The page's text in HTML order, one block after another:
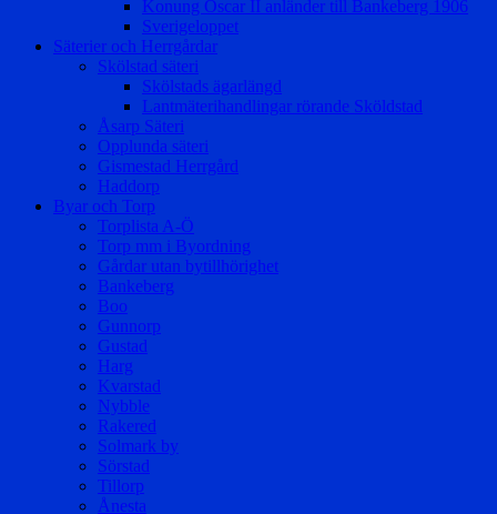
Konung Oscar II anländer till Bankeberg 1906
Sverigeloppet
Säterier och Herrgårdar
Skölstad säteri
Skölstads ägarlängd
Lantmäterihandlingar rörande Sköldstad
Åsarp Säteri
Opplunda säteri
Gismestad Herrgård
Haddorp
Byar och Torp
Torplista A-Ö
Torp mm i Byordning
Gårdar utan bytillhörighet
Bankeberg
Boo
Gunnorp
Gustad
Harg
Kvarstad
Nybble
Rakered
Solmark by
Sörstad
Tillorp
Ånesta